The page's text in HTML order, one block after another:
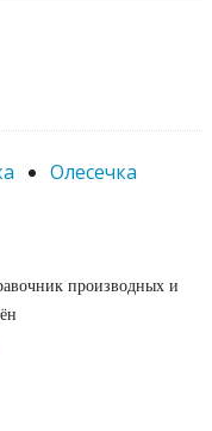
Олесечка
производных и